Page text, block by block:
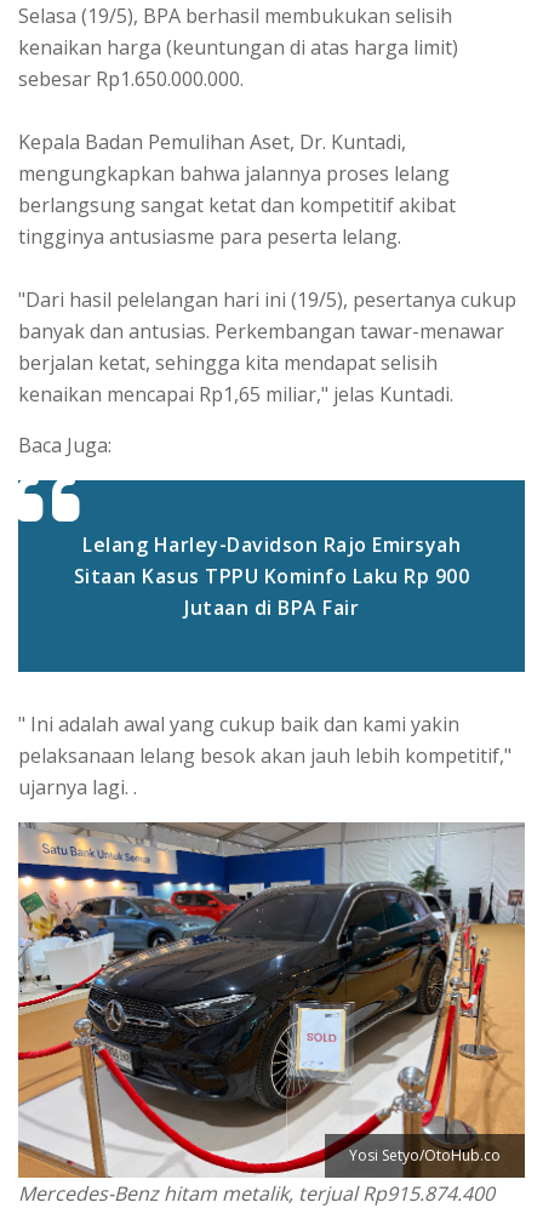
Selasa (19/5), BPA berhasil membukukan selisih
kenaikan harga (keuntungan di atas harga limit)
sebesar Rp1.650.000.000.
Kepala Badan Pemulihan Aset, Dr. Kuntadi,
mengungkapkan bahwa jalannya proses lelang
berlangsung sangat ketat dan kompetitif akibat
tingginya antusiasme para peserta lelang.
"Dari hasil pelelangan hari ini (19/5), pesertanya cukup
banyak dan antusias. Perkembangan tawar-menawar
berjalan ketat, sehingga kita mendapat selisih
kenaikan mencapai Rp1,65 miliar," jelas Kuntadi.
Baca Juga:
Lelang Harley-Davidson Rajo Emirsyah
Sitaan Kasus TPPU Kominfo Laku Rp 900
Jutaan di BPA Fair
" Ini adalah awal yang cukup baik dan kami yakin
pelaksanaan lelang besok akan jauh lebih kompetitif,"
ujarnya lagi. .
Yosi Setyo/OtoHub.co
Mercedes-Benz hitam metalik, terjual Rp915.874.400